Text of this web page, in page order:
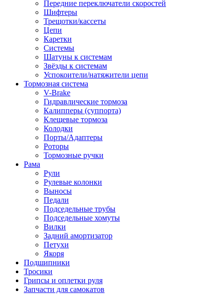
Передние переключатели скоростей
Шифтеры
Трещотки/кассеты
Цепи
Каретки
Системы
Шатуны к системам
Звёзды к системам
Успокоители/натяжители цепи
Тормозная система
V-Brake
Гидравлические тормоза
Калипперы (суппорта)
Клещевые тормоза
Колодки
Порты/Адаптеры
Роторы
Тормозные ручки
Рама
Рули
Рулевые колонки
Выносы
Педали
Подседельные трубы
Подседельные хомуты
Вилки
Задний амортизатор
Петухи
Якоря
Подшипники
Тросики
Грипсы и оплетки руля
Запчасти для самокатов